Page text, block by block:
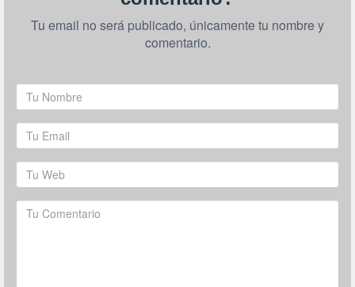
Tu email no será publicado, únicamente tu nombre y
comentario.